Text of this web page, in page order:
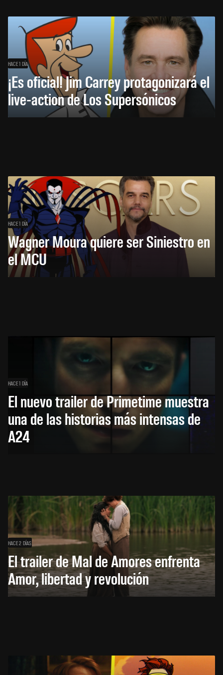
HACE 1 DÍA
¡Es oficial! Jim Carrey protagonizará el
live-action de Los Supersónicos
HACE 1 DÍA
Wagner Moura quiere ser Siniestro en
el MCU
HACE 1 DÍA
El nuevo trailer de Primetime muestra
una de las historias más intensas de
A24
HACE 2 DÍAS
El trailer de Mal de Amores enfrenta
Amor, libertad y revolución